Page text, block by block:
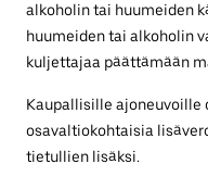
alkoholin tai huumeiden
huumeiden tai alkoholin
kuljettajaa päättämään
Kaupallisille ajoneuvoille
osavaltiokohtaisia
tietullien lisäksi.